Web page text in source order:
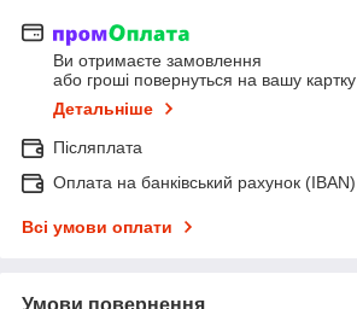
Ви отримаєте замовлення
або гроші повернуться на вашу картку
Детальніше
Післяплата
Оплата на банківський рахунок (IBAN)
Всі умови оплати